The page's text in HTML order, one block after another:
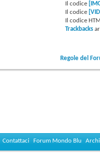
Il codice
Il codice
Il codice
Trackbacks
Regole del
Contattaci Forum Mondo Blu